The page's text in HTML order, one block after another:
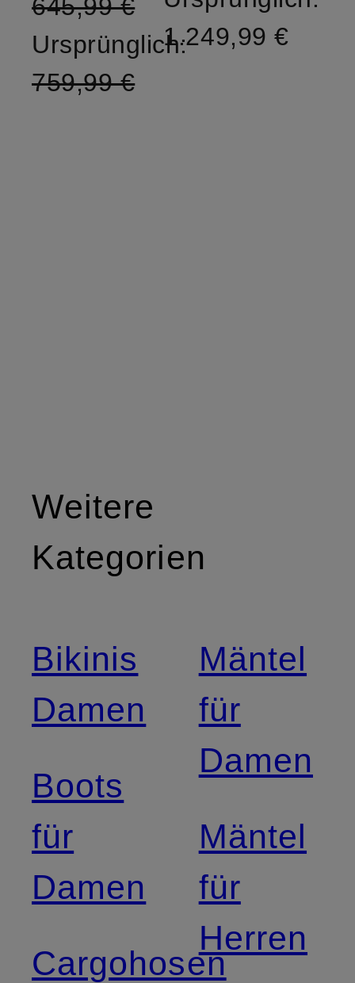
645,99 €
Ursprünglich:
759,99 €
1.249,99 €
Weitere
Kategorien
Bikinis
Damen
Boots
für
Damen
Cargohosen
Mäntel
für
Damen
Mäntel
für
Herren